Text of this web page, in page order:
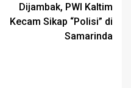
Dijambak, PWI Kaltim
Kecam Sikap “Polisi” di
Samarinda